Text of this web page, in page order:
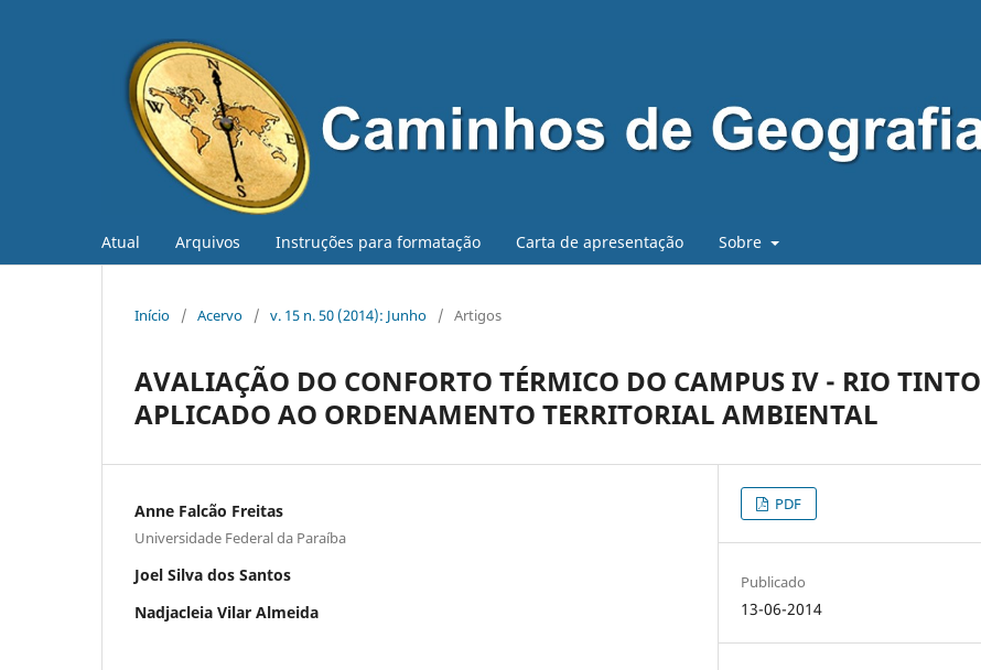
Atual Arquivos Instruções para formatação Carta de apresentação Sobre
Início / Acervo / v. 15 n. 50 (2014): Junho / Artigos
AVALIAÇÃO DO CONFORTO TÉRMICO DO CAMPUS IV - RIO TINTO
APLICADO AO ORDENAMENTO TERRITORIAL AMBIENTAL
Anne Falcão Freitas
Universidade Federal da Paraíba
Joel Silva dos Santos
Nadjacleia Vilar Almeida
PDF
Publicado
13-06-2014